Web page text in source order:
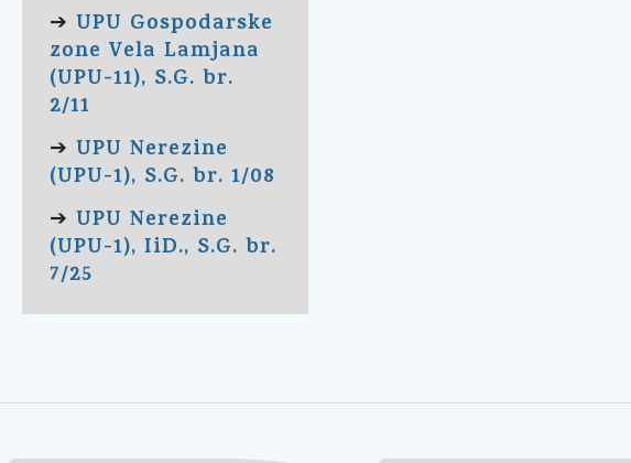
➔ UPU Gospodarske
zone Vela Lamjana
(UPU-11), S.G. br.
2/11
➔ UPU Nerezine
(UPU-1), S.G. br. 1/08
➔ UPU Nerezine
(UPU-1), IiD., S.G. br.
7/25